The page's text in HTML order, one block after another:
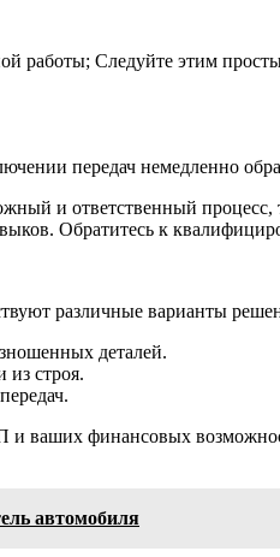
работы; Следуйте этим
передач немедленно
и ответственный
Обратитесь к
различные варианты
деталей.
из строя.
ваших финансовых
автомобиля